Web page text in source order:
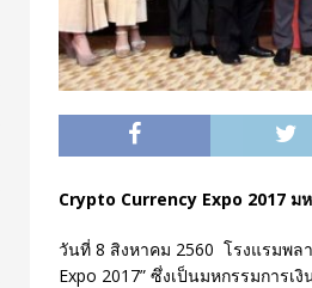
Crypto Currency Expo 2017 ม
วันที่ 8 สิงหาคม 2560 โรงแรมพล
Expo 2017” ซึ่งเป็นมหกรรมการ